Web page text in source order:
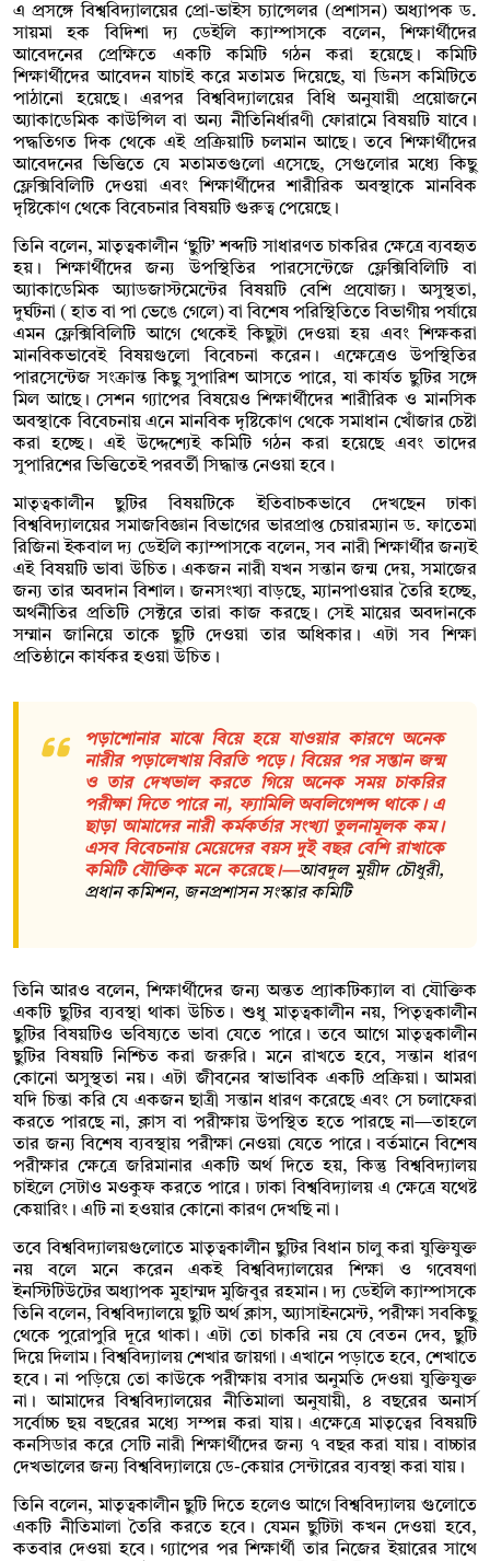
এ প্রসঙ্গে বিশ্ববিদ্যালয়ের প্রো-ভাইস চ্যান্সেলর (প্রশাসন) অধ্যাপক ড.
সায়মা হক বিদিশা দ্য ডেইলি ক্যাম্পাসকে বলেন, শিক্ষার্থীদের
আবেদনের প্রেক্ষিতে একটি কমিটি গঠন করা হয়েছে। কমিটি
শিক্ষার্থীদের আবেদন যাচাই করে মতামত দিয়েছে, যা ডিনস কমিটিতে
পাঠানো হয়েছে। এরপর বিশ্ববিদ্যালয়ের বিধি অনুযায়ী প্রয়োজনে
অ্যাকাডেমিক কাউন্সিল বা অন্য নীতিনির্ধারণী ফোরামে বিষয়টি যাবে।
পদ্ধতিগত দিক থেকে এই প্রক্রিয়াটি চলমান আছে। তবে শিক্ষার্থীদের
আবেদনের ভিত্তিতে যে মতামতগুলো এসেছে, সেগুলোর মধ্যে কিছু
ফ্লেক্সিবিলিটি দেওয়া এবং শিক্ষার্থীদের শারীরিক অবস্থাকে মানবিক
দৃষ্টিকোণ থেকে বিবেচনার বিষয়টি গুরুত্ব পেয়েছে।
তিনি বলেন, মাতৃত্বকালীন ‘ছুটি’ শব্দটি সাধারণত চাকরির ক্ষেত্রে ব্যবহৃত
হয়। শিক্ষার্থীদের জন্য উপস্থিতির পারসেন্টেজে ফ্লেক্সিবিলিটি বা
অ্যাকাডেমিক অ্যাডজাস্টমেন্টের বিষয়টি বেশি প্রযোজ্য। অসুস্থতা,
দুর্ঘটনা ( হাত বা পা ভেঙে গেলে) বা বিশেষ পরিস্থিতিতে বিভাগীয় পর্যায়ে
এমন ফ্লেক্সিবিলিটি আগে থেকেই কিছুটা দেওয়া হয় এবং শিক্ষকরা
মানবিকভাবেই বিষয়গুলো বিবেচনা করেন। এক্ষেত্রেও উপস্থিতির
পারসেন্টেজ সংক্রান্ত কিছু সুপারিশ আসতে পারে, যা কার্যত ছুটির সঙ্গে
মিল আছে। সেশন গ্যাপের বিষয়েও শিক্ষার্থীদের শারীরিক ও মানসিক
অবস্থাকে বিবেচনায় এনে মানবিক দৃষ্টিকোণ থেকে সমাধান খোঁজার চেষ্টা
করা হচ্ছে। এই উদ্দেশ্যেই কমিটি গঠন করা হয়েছে এবং তাদের
সুপারিশের ভিত্তিতেই পরবর্তী সিদ্ধান্ত নেওয়া হবে।
মাতৃত্বকালীন ছুটির বিষয়টিকে ইতিবাচকভাবে দেখছেন ঢাকা
বিশ্ববিদ্যালয়ের সমাজবিজ্ঞান বিভাগের ভারপ্রাপ্ত চেয়ারম্যান ড. ফাতেমা
রিজিনা ইকবাল দ্য ডেইলি ক্যাম্পাসকে বলেন, সব নারী শিক্ষার্থীর জন্যই
এই বিষয়টি ভাবা উচিত। একজন নারী যখন সন্তান জন্ম দেয়, সমাজের
জন্য তার অবদান বিশাল। জনসংখ্যা বাড়ছে, ম্যানপাওয়ার তৈরি হচ্ছে,
অর্থনীতির প্রতিটি সেক্টরে তারা কাজ করছে। সেই মায়ের অবদানকে
সম্মান জানিয়ে তাকে ছুটি দেওয়া তার অধিকার। এটা সব শিক্ষা
প্রতিষ্ঠানে কার্যকর হওয়া উচিত।
পড়াশোনার মাঝে বিয়ে হয়ে যাওয়ার কারণে অনেক
নারীর পড়ালেখায় বিরতি পড়ে। বিয়ের পর সন্তান জন্ম
ও তার দেখভাল করতে গিয়ে অনেক সময় চাকরির
পরীক্ষা দিতে পারে না, ফ্যামিলি অবলিগেশন্স থাকে। এ
ছাড়া আমাদের নারী কর্মকর্তার সংখ্যা তুলনামূলক কম।
এসব বিবেচনায় মেয়েদের বয়স দুই বছর বেশি রাখাকে
কমিটি যৌক্তিক মনে করেছে।—আবদুল মুয়ীদ চৌধুরী,
প্রধান কমিশন, জনপ্রশাসন সংস্কার কমিটি
তিনি আরও বলেন, শিক্ষার্থীদের জন্য অন্তত প্র্যাকটিক্যাল বা যৌক্তিক
একটি ছুটির ব্যবস্থা থাকা উচিত। শুধু মাতৃত্বকালীন নয়, পিতৃত্বকালীন
ছুটির বিষয়টিও ভবিষ্যতে ভাবা যেতে পারে। তবে আগে মাতৃত্বকালীন
ছুটির বিষয়টি নিশ্চিত করা জরুরি। মনে রাখতে হবে, সন্তান ধারণ
কোনো অসুস্থতা নয়। এটা জীবনের স্বাভাবিক একটি প্রক্রিয়া। আমরা
যদি চিন্তা করি যে একজন ছাত্রী সন্তান ধারণ করেছে এবং সে চলাফেরা
করতে পারছে না, ক্লাস বা পরীক্ষায় উপস্থিত হতে পারছে না—তাহলে
তার জন্য বিশেষ ব্যবস্থায় পরীক্ষা নেওয়া যেতে পারে। বর্তমানে বিশেষ
পরীক্ষার ক্ষেত্রে জরিমানার একটি অর্থ দিতে হয়, কিন্তু বিশ্ববিদ্যালয়
চাইলে সেটাও মওকুফ করতে পারে। ঢাকা বিশ্ববিদ্যালয় এ ক্ষেত্রে যথেষ্ট
কেয়ারিং। এটি না হওয়ার কোনো কারণ দেখছি না।
তবে বিশ্ববিদ্যালয়গুলোতে মাতৃত্বকালীন ছুটির বিধান চালু করা যুক্তিযুক্ত
নয় বলে মনে করেন একই বিশ্ববিদ্যালয়ের শিক্ষা ও গবেষণা
ইনস্টিটিউটের অধ্যাপক মুহাম্মদ মুজিবুর রহমান। দ্য ডেইলি ক্যাম্পাসকে
তিনি বলেন, বিশ্ববিদ্যালয়ে ছুটি অর্থ ক্লাস, অ্যাসাইনমেন্ট, পরীক্ষা সবকিছু
থেকে পুরোপুরি দূরে থাকা। এটা তো চাকরি নয় যে বেতন দেব, ছুটি
দিয়ে দিলাম। বিশ্ববিদ্যালয় শেখার জায়গা। এখানে পড়াতে হবে, শেখাতে
হবে। না পড়িয়ে তো কাউকে পরীক্ষায় বসার অনুমতি দেওয়া যুক্তিযুক্ত
না। আমাদের বিশ্ববিদ্যালয়ের নীতিমালা অনুযায়ী, ৪ বছরের অনার্স
সর্বোচ্চ ছয় বছরের মধ্যে সম্পন্ন করা যায়। এক্ষেত্রে মাতৃত্বের বিষয়টি
কনসিডার করে সেটি নারী শিক্ষার্থীদের জন্য ৭ বছর করা যায়। বাচ্চার
দেখভালের জন্য বিশ্ববিদ্যালয়ে ডে-কেয়ার সেন্টারের ব্যবস্থা করা যায়।
তিনি বলেন, মাতৃত্বকালীন ছুটি দিতে হলেও আগে বিশ্ববিদ্যালয় গুলোতে
একটি নীতিমালা তৈরি করতে হবে। যেমন ছুটিটা কখন দেওয়া হবে,
কতবার দেওয়া হবে। গ্যাপের পর শিক্ষার্থী তার নিজের ইয়ারের সাথে